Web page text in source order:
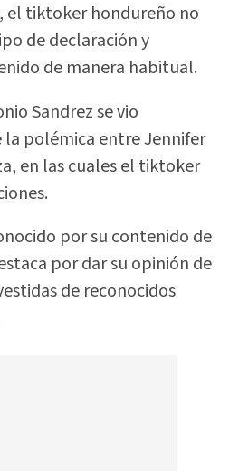
el tiktoker hondureño no
de declaración y
de manera habitual.
Sandrez se vio
polémica entre Jennifer
en las cuales el tiktoker
por su contenido de
por dar su opinión de
de reconocidos